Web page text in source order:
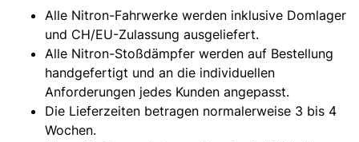
Alle Nitron-Fahrwerke werden inklusive Domlager
und CH/EU-Zulassung ausgeliefert.
Alle Nitron-Stoßdämpfer werden auf Bestellung
handgefertigt und an die individuellen
Anforderungen jedes Kunden angepasst.
Die Lieferzeiten betragen normalerweise 3 bis 4
Wochen.